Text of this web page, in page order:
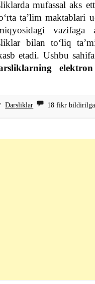
mufassal aks
ta’lim maktablari
bilan to‘liq
etadi. Ushbu
Darsliklar 18 fikr